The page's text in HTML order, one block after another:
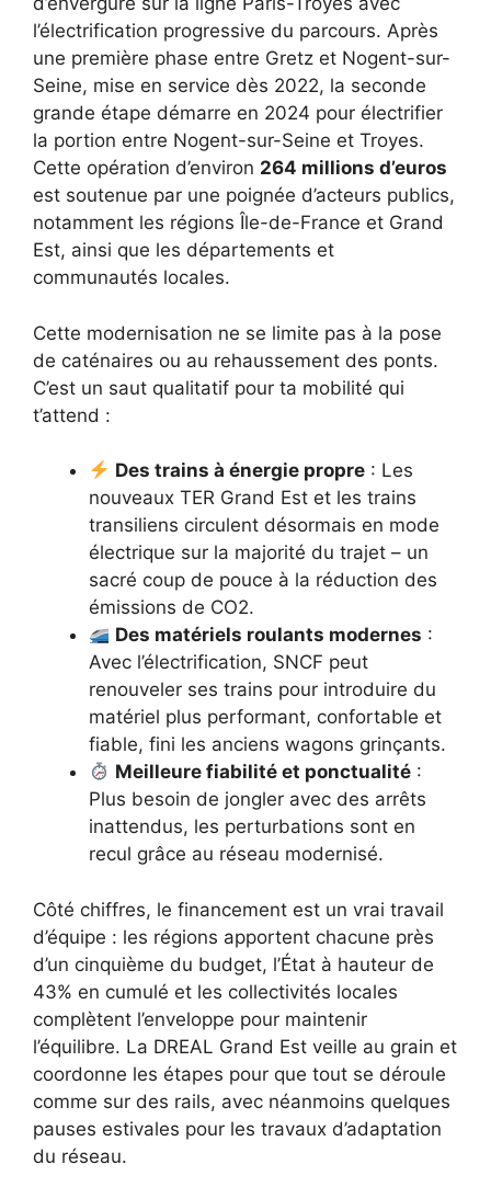
l’électrification progressive du parcours. Après
une première phase entre Gretz et Nogent-sur-
Seine, mise en service dès 2022, la seconde
grande étape démarre en 2024 pour électrifier
la portion entre Nogent-sur-Seine et Troyes.
Cette opération d’environ 264 millions d’euros
est soutenue par une poignée d’acteurs publics,
notamment les régions Île-de-France et Grand
Est, ainsi que les départements et
communautés locales.
Cette modernisation ne se limite pas à la pose
de caténaires ou au rehaussement des ponts.
C’est un saut qualitatif pour ta mobilité qui
t’attend :
Des trains à énergie propre : Les
nouveaux TER Grand Est et les trains
transiliens circulent désormais en mode
électrique sur la majorité du trajet – un
sacré coup de pouce à la réduction des
émissions de CO2.
Des matériels roulants modernes :
Avec l’électrification, SNCF peut
renouveler ses trains pour introduire du
matériel plus performant, confortable et
fiable, fini les anciens wagons grinçants.
Meilleure fiabilité et ponctualité :
Plus besoin de jongler avec des arrêts
inattendus, les perturbations sont en
recul grâce au réseau modernisé.
Côté chiffres, le financement est un vrai travail
d’équipe : les régions apportent chacune près
d’un cinquième du budget, l’État à hauteur de
43% en cumulé et les collectivités locales
complètent l’enveloppe pour maintenir
l’équilibre. La DREAL Grand Est veille au grain et
coordonne les étapes pour que tout se déroule
comme sur des rails, avec néanmoins quelques
pauses estivales pour les travaux d’adaptation
du réseau.